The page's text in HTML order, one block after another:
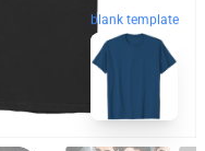
blank template